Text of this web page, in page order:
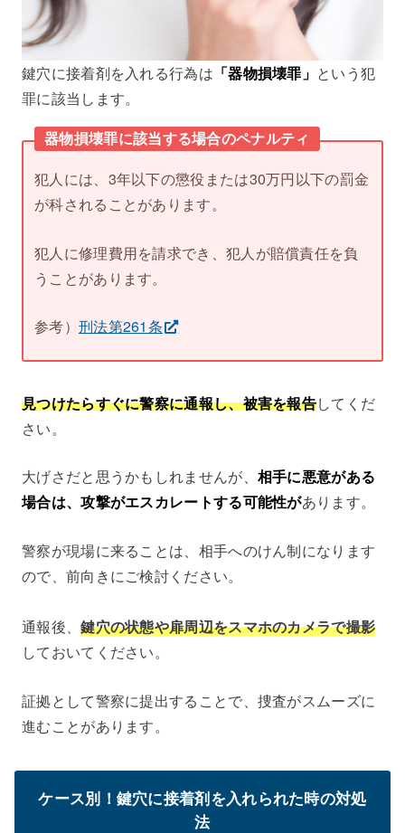
鍵穴に接着剤を入れる行為は 「器物損壊罪」 という犯
罪に該当します。
器物損壊罪に該当する場合のペナルティ
犯人には、3年以下の懲役または30万円以下の罰金
が科されることがあります。
犯人に修理費用を請求でき、犯人が賠償責任を負
うことがあります。
参考） 刑法第261条
見つけたらすぐに警察に通報し、被害を報告してくだ
さい。
大げさだと思うかもしれませんが、 相手に悪意がある
場合は、攻撃がエスカレートする可能性があります。
警察が現場に来ることは、相手へのけん制になります
ので、前向きにご検討ください。
通報後、鍵穴の状態や扉周辺をスマホのカメラで撮影
しておいてください。
証拠として警察に提出することで、捜査がスムーズに
進むことがあります。
ケース別！鍵穴に接着剤を入れられた時の対処
法